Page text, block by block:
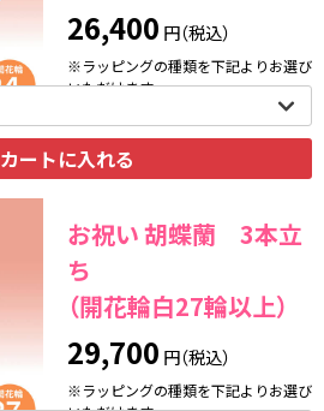
26,400 円（税込）
※ラッピングの種類を下記よりお選び
いただけます。
カートに入れる
お祝い 胡蝶蘭 3本立
ち
（開花輪白27輪以上）
29,700 円（税込）
※ラッピングの種類を下記よりお選び